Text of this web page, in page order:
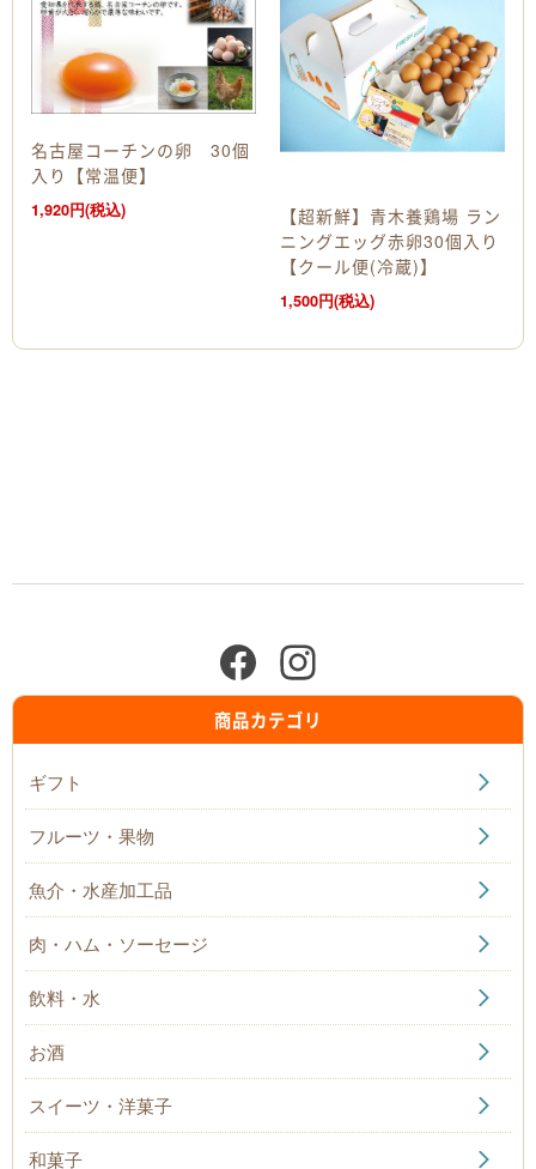
名古屋コーチンの卵 30個
入り【常温便】
1,920円(税込)
【超新鮮】青木養鶏場 ラン
ニングエッグ赤卵30個入り
【クール便(冷蔵)】
1,500円(税込)
商品カテゴリ
ギフト
フルーツ・果物
魚介・水産加工品
肉・ハム・ソーセージ
飲料・水
お酒
スイーツ・洋菓子
和菓子